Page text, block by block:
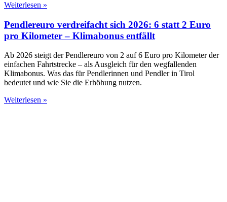
Weiterlesen »
Pendlereuro verdreifacht sich 2026: 6 statt 2 Euro
pro Kilometer – Klimabonus entfällt
Ab 2026 steigt der Pendlereuro von 2 auf 6 Euro pro Kilometer der
einfachen Fahrtstrecke – als Ausgleich für den wegfallenden
Klimabonus. Was das für Pendlerinnen und Pendler in Tirol
bedeutet und wie Sie die Erhöhung nutzen.
Weiterlesen »